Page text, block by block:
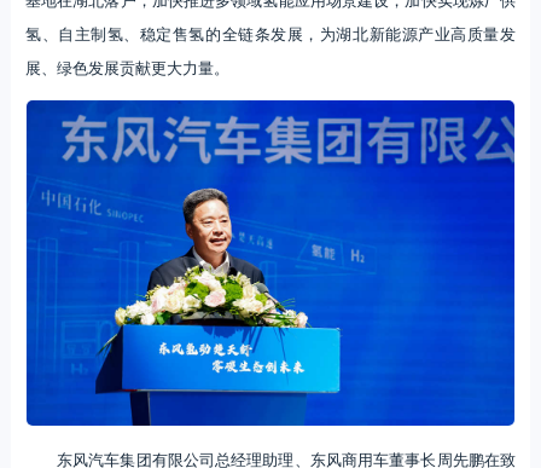
氢、自主制氢、稳定售氢的全链条发展，为湖北新能源产业高质量发
展、绿色发展贡献更大力量。
东风汽车集团有限公司总经理助理、东风商用车董事长周先鹏在致